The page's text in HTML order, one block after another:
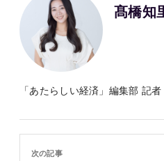
髙橋知
「あたらしい経済」編集部 記
次の記事